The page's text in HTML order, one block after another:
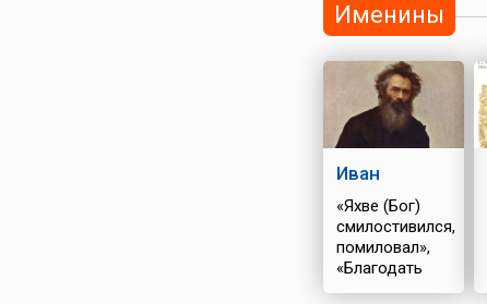
Именины
Иван
«Яхве (Бог)
смилостивился,
помиловал»,
«Благодать
Божия»